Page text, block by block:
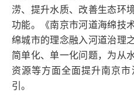
涝、提升水质、改善生态环
功能。《南京市河道海绵技
绵城市的理念融入河道治理
简单化、单一化问题，为从
资源等方面全面提升南京
引。